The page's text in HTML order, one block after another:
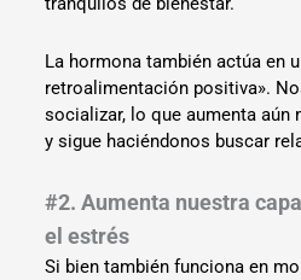
La hormona también actúa en
retroalimentación positiva».
socializar, lo que aumenta aún
y sigue haciéndonos buscar
#2. Aumenta nuestra
el estrés
Si bien también funciona en